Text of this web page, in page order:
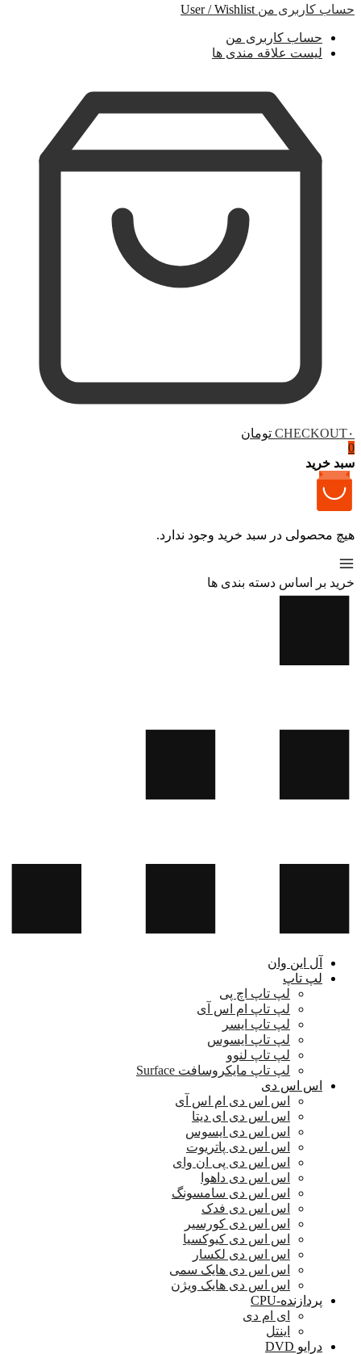
حساب کاربری من User / Wishlist
حساب کاربری من
لیست علاقه مندی ها
CHECKOUT۰ تومان
0
سبد خرید
هیچ محصولی در سبد خرید وجود ندارد.
خرید بر اساس دسته بندی ها
آل این وان
لپ تاپ
لپ تاپ اچ پی
لپ تاپ ام اس آی
لپ تاپ ایسر
لپ تاپ ایسوس
لپ تاپ لنوو
لپ تاپ مایکروسافت Surface
اس اس دی
اس اس دی ام اس آی
اس اس دی ای دیتا
اس اس دی ایسوس
اس اس دی پاتریوت
اس اس دی پی ان وای
اس اس دی داهوا
اس اس دی سامسونگ
اس اس دی فدک
اس اس دی کورسیر
اس اس دی کیوکسیا
اس اس دی لکسار
اس اس دی هایک سمی
اس اس دی هایک ویژن
پردازنده-CPU
ای ام دی
اینتل
درایو DVD